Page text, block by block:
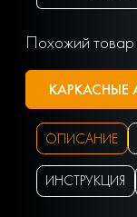
Похожий товар
ОПИСАНИЕ
ИНСТРУКЦИЯ